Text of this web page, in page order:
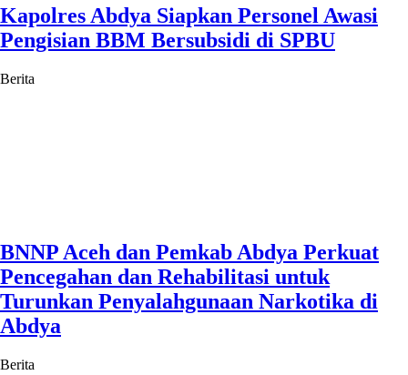
Kapolres Abdya Siapkan Personel Awasi
Pengisian BBM Bersubsidi di SPBU
Berita
BNNP Aceh dan Pemkab Abdya Perkuat
Pencegahan dan Rehabilitasi untuk
Turunkan Penyalahgunaan Narkotika di
Abdya
Berita